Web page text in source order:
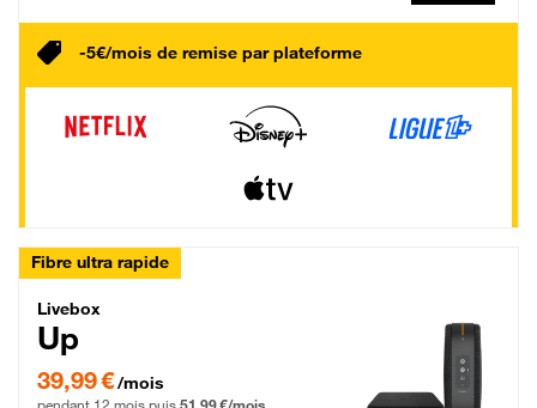
-5€/mois de remise par plateforme
Fibre ultra rapide
Livebox Up Fibre
Livebox
Up
39,99 € par mois pendant 12 mois puis 51,99 € par mois, Engagement 12 mois
39,99 €/mois